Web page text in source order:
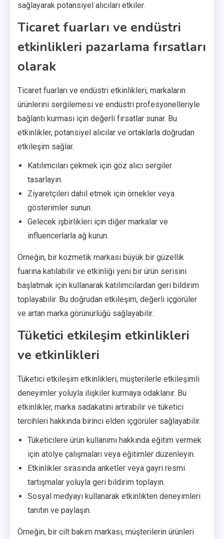
sağlayarak potansiyel alıcıları etkiler.
Ticaret fuarları ve endüstri
etkinlikleri pazarlama fırsatları
olarak
Ticaret fuarları ve endüstri etkinlikleri, markaların
ürünlerini sergilemesi ve endüstri profesyonelleriyle
bağlantı kurması için değerli fırsatlar sunar. Bu
etkinlikler, potansiyel alıcılar ve ortaklarla doğrudan
etkileşim sağlar.
Katılımcıları çekmek için göz alıcı sergiler
tasarlayın.
Ziyaretçileri dahil etmek için örnekler veya
gösterimler sunun.
Gelecek işbirlikleri için diğer markalar ve
influencerlarla ağ kurun.
Örneğin, bir kozmetik markası büyük bir güzellik
fuarına katılabilir ve etkinliği yeni bir ürün serisini
başlatmak için kullanarak katılımcılardan geri bildirim
toplayabilir. Bu doğrudan etkileşim, değerli içgörüler
ve artan marka görünürlüğü sağlayabilir.
Tüketici etkileşim etkinlikleri
ve etkinlikleri
Tüketici etkileşim etkinlikleri, müşterilerle etkileşimli
deneyimler yoluyla ilişkiler kurmaya odaklanır. Bu
etkinlikler, marka sadakatini artırabilir ve tüketici
tercihleri hakkında birinci elden içgörüler sağlayabilir.
Tüketicilere ürün kullanımı hakkında eğitim vermek
için atölye çalışmaları veya eğitimler düzenleyin.
Etkinlikler sırasında anketler veya gayri resmi
tartışmalar yoluyla geri bildirim toplayın.
Sosyal medyayı kullanarak etkinlikten deneyimleri
tanıtın ve paylaşın.
Örneğin, bir cilt bakım markası, müşterilerin ürünleri